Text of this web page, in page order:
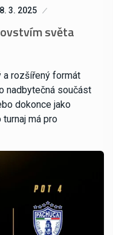
3. 2025
světa
a rozšířený formát
nadbytečná součást
dokonce jako
má pro